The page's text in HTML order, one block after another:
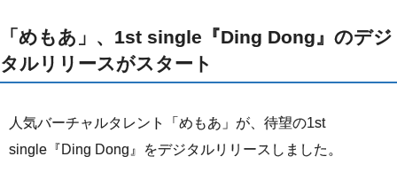
「めもあ」、1st single『Ding Dong』のデジ
タルリリースがスタート
人気バーチャルタレント「めもあ」が、待望の1st
single『Ding Dong』をデジタルリリースしました。